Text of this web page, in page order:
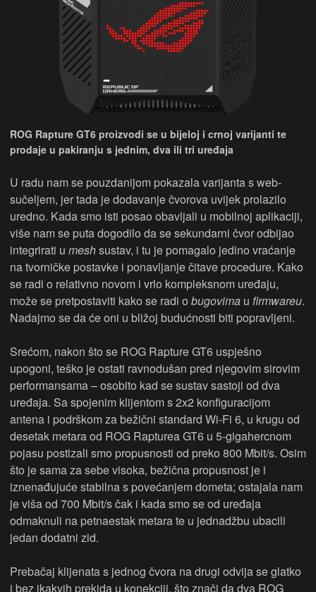
ROG Rapture GT6 proizvodi se u bijeloj i crnoj varijanti te
prodaje u pakiranju s jednim, dva ili tri uređaja
U radu nam se pouzdanijom pokazala varijanta s web-
sučeljem, jer tada je dodavanje čvorova uvijek prolazilo
uredno. Kada smo isti posao obavljali u mobilnoj aplikaciji,
više nam se puta dogodilo da se sekundarni čvor odbijao
integrirati u meshsustav, i tu je pomagalo jedino vraćanje
na tvorničke postavke i ponavljanje čitave procedure. Kako
se radi o relativno novom i vrlo kompleksnom uređaju,
može se pretpostaviti kako se radi o bugovima u firmwareu.
Nadajmo se da će oni u bližoj budućnosti biti popravljeni.
Srećom, nakon što se ROG Rapture GT6 uspješno
upogoni, teško je ostati ravnodušan pred njegovim sirovim
performansama – osobito kad se sustav sastoji od dva
uređaja. Sa spojenim klijentom s 2x2 konfiguracijom
antena i podrškom za bežični standard Wi-Fi 6, u krugu od
desetak metara od ROG Rapturea GT6 u 5-gigahercnom
pojasu postizali smo propusnosti od preko 800 Mbit/s. Osim
što je sama za sebe visoka, bežična propusnost je i
iznenađujuće stabilna s povećanjem dometa; ostajala nam
je viša od 700 Mbit/s čak i kada smo se od uređaja
odmaknuli na petnaestak metara te u jednadžbu ubacili
jedan dodatni zid.
Prebačaj klijenata s jednog čvora na drugi odvija se glatko
i bez ikakvih prekida u konekciji, što znači da dva ROG